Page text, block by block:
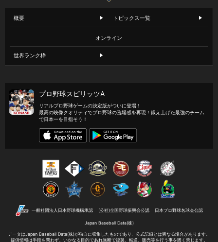
概要 トピックス一覧
オンライン
世界ランク枠
プロ野球スピリッツA
リアルプロ野球ゲームの決定版がついに登場！
最高の映像クオリティでプロ野球の臨場感を再現！鍛え上げた最強のチーム
で日本一を目指そう！
一般社団法人日本野球機構承認 (公社)全国野球振興会公認 日本プロ野球名球会公認
Japan Baseball Data(株)
データはJapan Baseball Data(株)が独自に収集したものであり、 公式記録とは異なる場合があります。
提供情報は手段を問わず、いかなる目的であれ無断で複製、転送、販売等を行う事を固く禁じます。